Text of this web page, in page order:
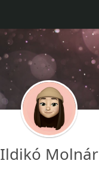
Ildikó Molnár